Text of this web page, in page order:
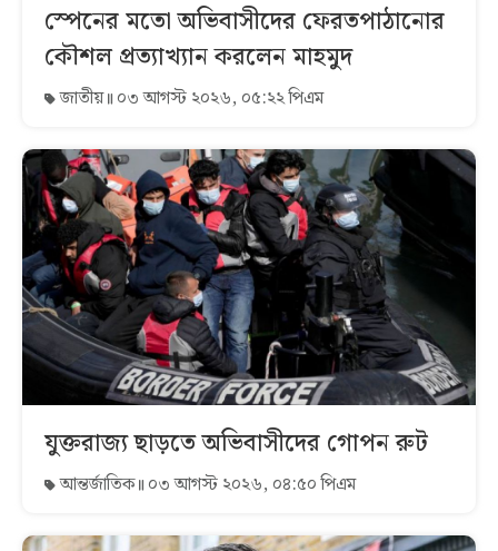
স্পেনের মতো অভিবাসীদের ফেরতপাঠানোর
কৌশল প্রত্যাখ্যান করলেন মাহমুদ
জাতীয় ০৩ আগস্ট ২০২৬, ০৫:২২ পিএম
যুক্তরাজ্য ছাড়তে অভিবাসীদের গোপন রুট
আন্তর্জাতিক ০৩ আগস্ট ২০২৬, ০৪:৫০ পিএম